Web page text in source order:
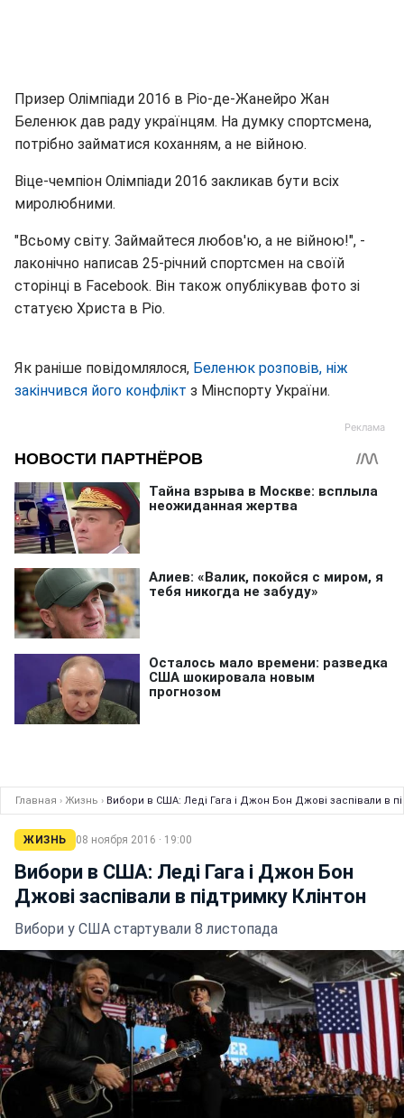
Призер Олімпіади 2016 в Ріо-де-Жанейро Жан
Беленюк дав раду українцям. На думку спортсмена,
потрібно займатися коханням, а не війною.
Віце-чемпіон Олімпіади 2016 закликав бути всіх
миролюбними.
"Всьому світу. Займайтеся любов'ю, а не війною!", -
лаконічно написав 25-річний спортсмен на своїй
сторінці в Facebook. Він також опублікував фото зі
статуєю Христа в Ріо.
Як раніше повідомлялося, Беленюк розповів, ніж
закінчився його конфлікт з Мінспорту України.
Главная › Жизнь › Вибори в США: Леді Гага і Джон Бон Джові заспівали в
ЖИЗНЬ 08 ноября 2016 · 19:00
Вибори в США: Леді Гага і Джон Бон
Джові заспівали в підтримку Клінтон
Вибори у США стартували 8 листопада